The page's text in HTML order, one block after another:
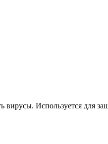
вирусы. Используется